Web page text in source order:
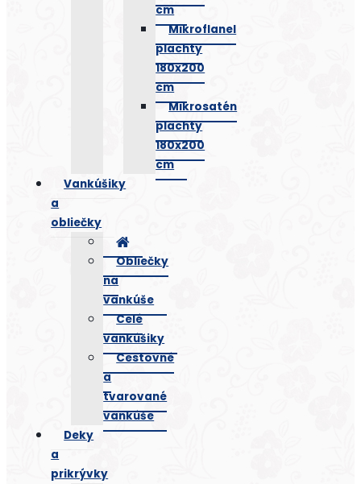
cm
Mikroflanel
plachty
180x200
cm
Mikrosatén
plachty
180x200
cm
Vankúšiky
a
obliečky
Obliečky
na
vankúše
Celé
vankúšiky
Cestovné
a
tvarované
vankúše
Deky
a
prikrývky